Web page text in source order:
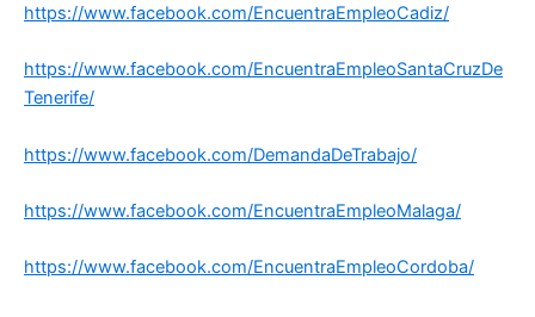
https://www.facebook.com/EncuentraEmpleoCadiz/
https://www.facebook.com/EncuentraEmpleoSantaCruzDe
Tenerife/
https://www.facebook.com/DemandaDeTrabajo/
https://www.facebook.com/EncuentraEmpleoMalaga/
https://www.facebook.com/EncuentraEmpleoCordoba/